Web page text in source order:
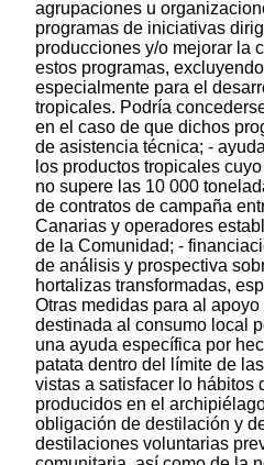
agrupaciones u
programas de iniciativas
producciones y/o mejorar la
estos programas,
especialmente para el
tropicales. Podría
en el caso de que dichos
de asistencia técnica; -
los productos tropicales
no supere las 10 000
de contratos de campaña
Canarias y operadores
de la Comunidad; -
de análisis y prospectiva
hortalizas transformadas,
Otras medidas para al
destinada al consumo local
una ayuda específica por
patata dentro del límite de
vistas a satisfacer lo hábitos
producidos en el
obligación de destilación y
destilaciones voluntarias